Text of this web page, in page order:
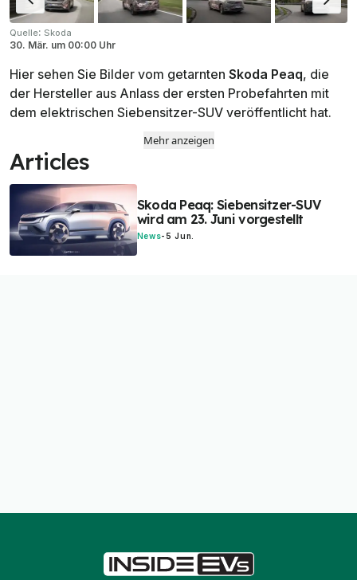
Quelle: Skoda
30. Mär. um 00:00 Uhr
Hier sehen Sie Bilder vom getarnten Skoda Peaq, die
der Hersteller aus Anlass der ersten Probefahrten mit
dem elektrischen Siebensitzer-SUV veröffentlicht hat.
Mehr anzeigen
Articles
Skoda Peaq: Siebensitzer-SUV
wird am 23. Juni vorgestellt
News-5 Jun.